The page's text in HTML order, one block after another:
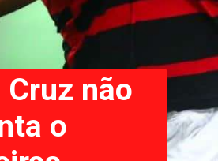
Cruz não
o